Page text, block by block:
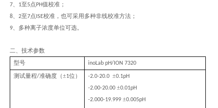
7 1至5点 PH值校准；
8 2至7点 ISE校准，也可采用多种非线校准方法；
9 、多种离子浓度单位可选。
二、技术参数
型号
inoLab pH/ION 7320
测试量程/准确度（±1位） -2.0-20.0 ±0.1pH
-2.00-20.00 ±0.01pH
-2.000-19.999 ±0.005pH